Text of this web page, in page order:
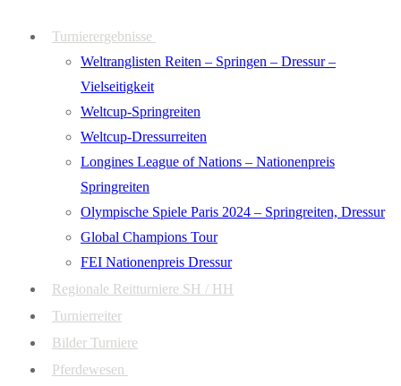
Turnierergebnisse
Weltranglisten Reiten – Springen – Dressur –
Vielseitigkeit
Weltcup-Springreiten
Weltcup-Dressurreiten
Longines League of Nations – Nationenpreis
Springreiten
Olympische Spiele Paris 2024 – Springreiten, Dressur
Global Champions Tour
FEI Nationenpreis Dressur
Regionale Reitturniere SH / HH
Turnierreiter
Bilder Turniere
Pferdewesen